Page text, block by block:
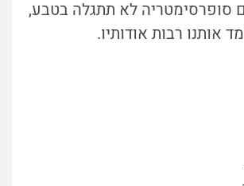
סופרסימטריה לא תתגלה בטבע,
אותנו רבות אודותיו.